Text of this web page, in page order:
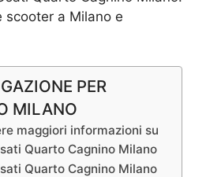
PER
MILANO
maggiori informazioni su
Quarto Cagnino Milano
Quarto Cagnino Milano